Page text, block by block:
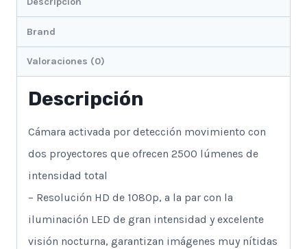
Brand
Valoraciones (0)
Descripción
Cámara activada por detección movimiento con
dos proyectores que ofrecen 2500 lúmenes de
intensidad total
– Resolución HD de 1080p, a la par con la
iluminación LED de gran intensidad y excelente
visión nocturna, garantizan imágenes muy nítidas